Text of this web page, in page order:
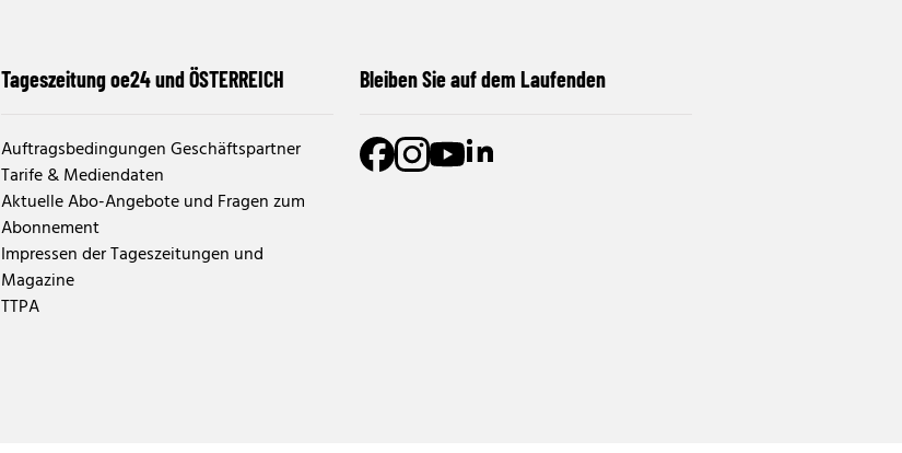
Tageszeitung oe24 und ÖSTERREICH
Auftragsbedingungen Geschäftspartner
Tarife & Mediendaten
Aktuelle Abo-Angebote und Fragen zum
Abonnement
Impressen der Tageszeitungen und
Magazine
TTPA
Bleiben Sie auf dem Laufenden